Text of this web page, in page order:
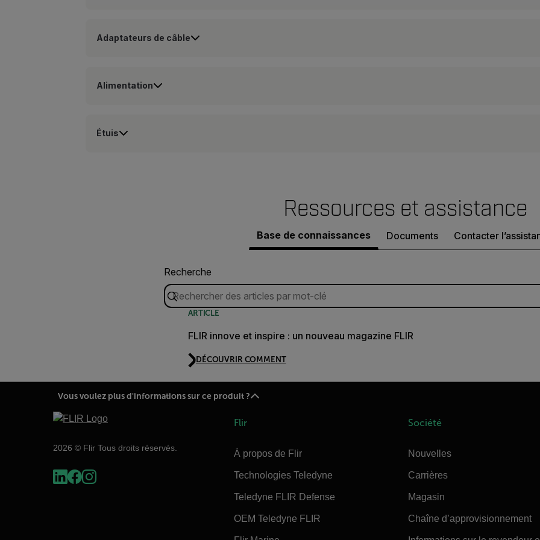
Adaptateurs de câble
Alimentation
Étuis
Ressources et assistance
Base de connaissances Documents Contacter
Recherche
ARTICLE
FLIR innove et inspire : un nouveau magazine FLIR
DÉCOUVRIR COMMENT
Vous voulez plus d'informations sur ce produit ?
2026 © Flir Tous droits réservés.
Flir
À propos de Flir
Technologies Teledyne
Teledyne FLIR Defense
OEM Teledyne FLIR
Société
Nouvelles
Carrières
Magasin
Chaîne d’approvisionnement